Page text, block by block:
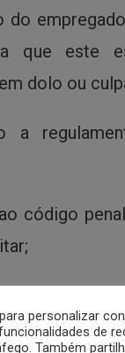
do
que este
dolo ou
a
código
personalizar
de
Também